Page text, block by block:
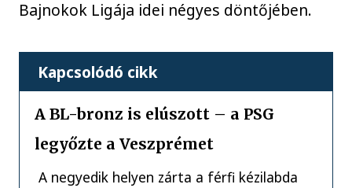
Bajnokok Ligája idei négyes döntőjében.
Kapcsolódó cikk
A BL-bronz is elúszott – a PSG
legyőzte a Veszprémet
A negyedik helyen zárta a férfi kézilabda